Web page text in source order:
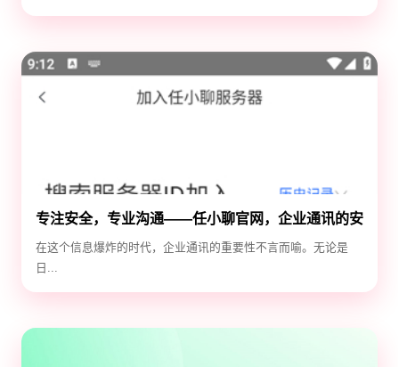
专注安全，专业沟通——任小聊官网，企业通讯的安
全守护神
在这个信息爆炸的时代，企业通讯的重要性不言而喻。无论是
日...